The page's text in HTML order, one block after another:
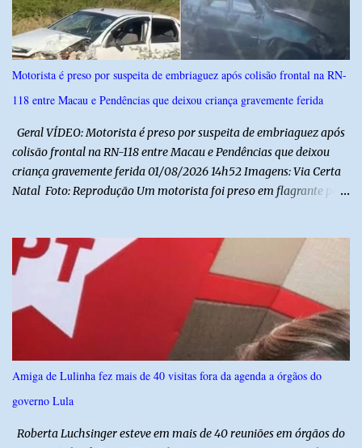
previsto também que as escolas da rede de ensino público
municipal deverão promover a discussão das letras do Hino
Nacional Brasileiro de modo a estimular os estudantes interpretar
e debater o seu conteúdo. De acordo com o vereador, a Secretaria
Municipal de Educação poderá expedir normas complementares
necessárias ao cumprimento da lei.
Motorista é preso por suspeita de embriaguez após colisão frontal na RN-
118 entre Macau e Pendências que deixou criança gravemente ferida
Geral VÍDEO: Motorista é preso por suspeita de embriaguez após
colisão frontal na RN-118 entre Macau e Pendências que deixou
criança gravemente ferida 01/08/2026 14h52 Imagens: Via Certa
Natal Foto: Reprodução Um motorista foi preso em flagrante por
na RN-118, entre Macau e Pendências. Segundo a Polícia Militar,
dois carros que seguiam em sentidos opostos bateram de frente.
Um dos condutores apresentava sinais de embriaguez, foi levado
ao Hospital Regional Tarcísio Maia, em Mossoró, e autuado em
flagrante. O exame pericial para confirmar a presença de álcool no
organismo está em andamento. No outro veículo estavam
funcionários da Caern que seguiam para uma partida de futebol. O
motorista e uma mulher sofreram ferimentos leves. A criança, que
estava no carro com o grupo, ficou gravemente ferida, precisou ser
Amiga de Lulinha fez mais de 40 visitas fora da agenda a órgãos do
governo Lula
Roberta Luchsinger esteve em mais de 40 reuniões em órgãos do